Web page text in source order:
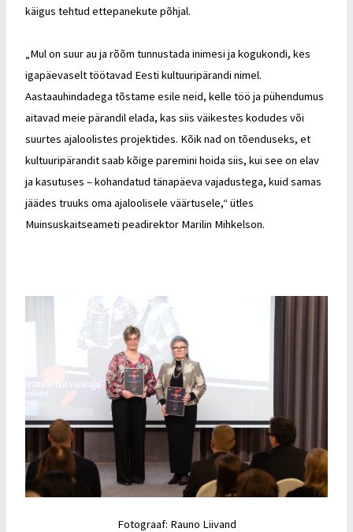
käigus tehtud ettepanekute põhjal.
„Mul on suur au ja rõõm tunnustada inimesi ja kogukondi, kes
igapäevaselt töötavad Eesti kultuuripärandi nimel.
Aastaauhindadega tõstame esile neid, kelle töö ja pühendumus
aitavad meie pärandil elada, kas siis väikestes kodudes või
suurtes ajaloolistes projektides. Kõik nad on tõenduseks, et
kultuuripärandit saab kõige paremini hoida siis, kui see on elav
ja kasutuses – kohandatud tänapäeva vajadustega, kuid samas
jäädes truuks oma ajaloolisele väärtusele,“ ütles
Muinsuskaitseameti peadirektor Marilin Mihkelson.
Fotograaf: Rauno Liivand